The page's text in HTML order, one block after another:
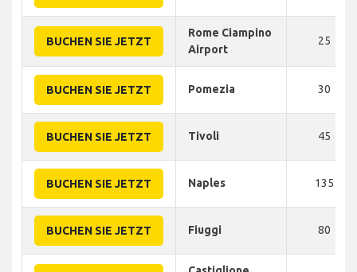
BUCHEN SIE JETZT
Rome Ciampino
Airport
25
BUCHEN SIE JETZT Pomezia 30
BUCHEN SIE JETZT Tivoli 45
BUCHEN SIE JETZT Naples 135
BUCHEN SIE JETZT Fiuggi 80